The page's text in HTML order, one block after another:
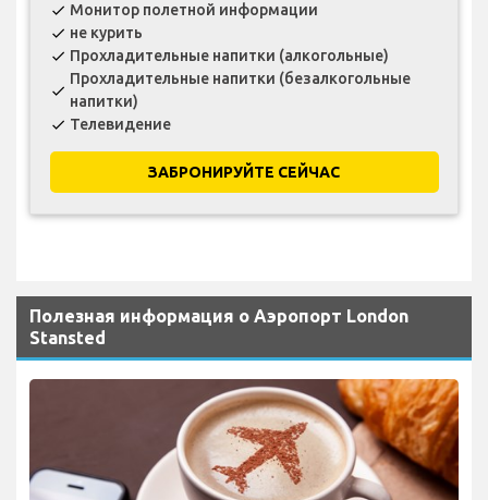
check Монитор полетной информации
check не курить
check Прохладительные напитки (алкогольные)
check
Прохладительные напитки (безалкогольные
напитки)
check Телевидение
ЗАБРОНИРУЙТЕ СЕЙЧАС
Полезная информация о Аэропорт London
Stansted